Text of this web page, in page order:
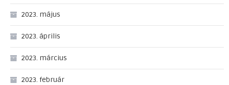
2023. május
2023. április
2023. március
2023. február